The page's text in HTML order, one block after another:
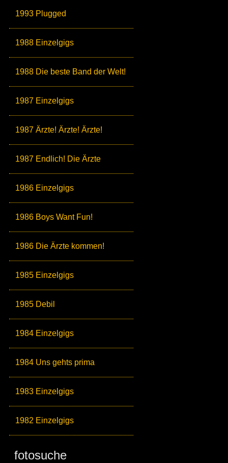
1993 Plugged
1988 Einzelgigs
1988 Die beste Band der Welt!
1987 Einzelgigs
1987 Ärzte! Ärzte! Ärzte!
1987 Endlich! Die Ärzte
1986 Einzelgigs
1986 Boys Want Fun!
1986 Die Ärzte kommen!
1985 Einzelgigs
1985 Debil
1984 Einzelgigs
1984 Uns gehts prima
1983 Einzelgigs
1982 Einzelgigs
fotosuche